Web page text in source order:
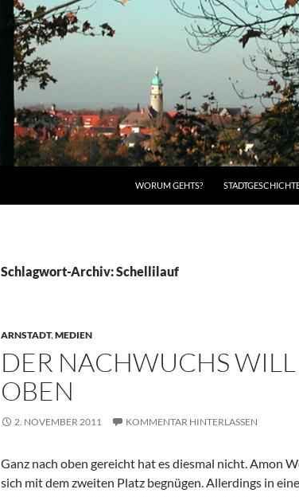
WORUM GEHTS?
Schlagwort-Archiv: Schellilauf
ARNSTADT,MEDIEN
DER NACHWUCHS
OBEN
2. NOVEMBER 2011 KOMMENTAR HINTERLASSEN
Ganz nach oben gereicht hat es diesmal nicht. Amon
sich mit dem zweiten Platz begnügen. Allerdings in